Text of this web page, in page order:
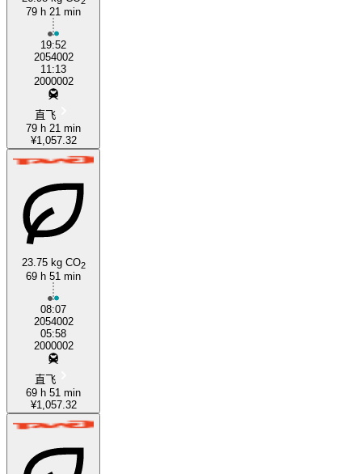
79 h 21 min
19:52
2054002
11:13
2000002
直飞
79 h 21 min
¥1,057.32
23.75 kg CO2
69 h 51 min
08:07
2054002
05:58
2000002
直飞
69 h 51 min
¥1,057.32